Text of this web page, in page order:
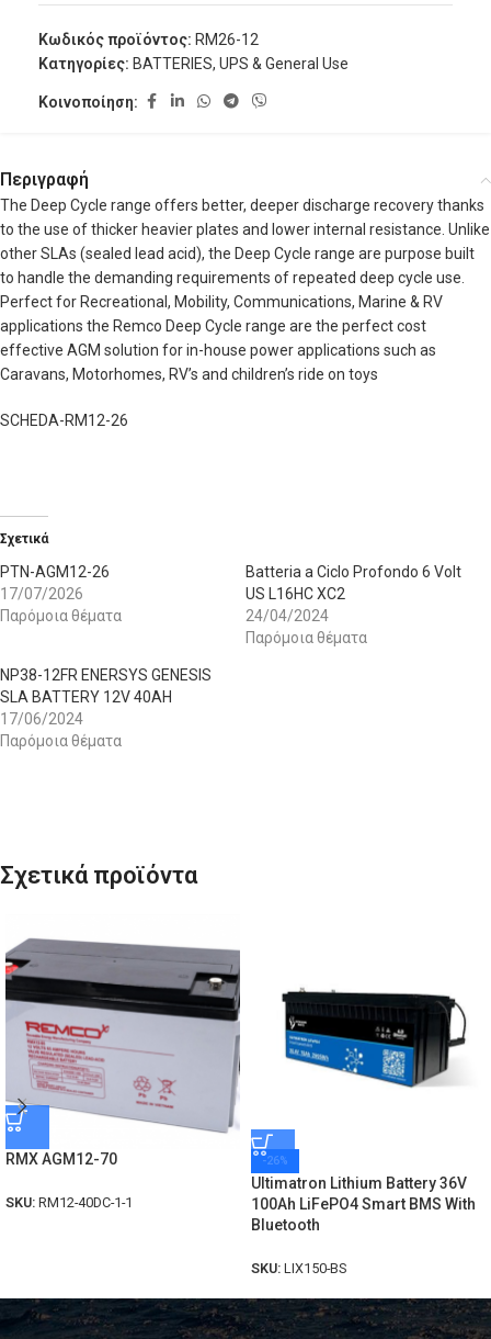
Κωδικός προϊόντος: RM26-12
Κατηγορίες: BATTERIES, UPS & General Use
Κοινοποίηση:
Περιγραφή
The Deep Cycle range offers better, deeper discharge recovery thanks
to the use of thicker heavier plates and lower internal resistance. Unlike
other SLAs (sealed lead acid), the Deep Cycle range are purpose built
to handle the demanding requirements of repeated deep cycle use.
Perfect for Recreational, Mobility, Communications, Marine & RV
applications the Remco Deep Cycle range are the perfect cost
effective AGM solution for in-house power applications such as
Caravans, Motorhomes, RV’s and children’s ride on toys
SCHEDA-RM12-26
Σχετικά
PTN-AGM12-26
17/07/2026
Παρόμοια θέματα
Batteria a Ciclo Profondo 6 Volt
US L16HC XC2
24/04/2024
Παρόμοια θέματα
NP38-12FR ENERSYS GENESIS
SLA BATTERY 12V 40AH
17/06/2024
Παρόμοια θέματα
Σχετικά προϊόντα
RMX AGM12-70
SKU: RM12-40DC-1-1
-26%
Ultimatron Lithium Battery 36V
100Ah LiFePO4 Smart BMS With
Bluetooth
SKU: LIX150-BS